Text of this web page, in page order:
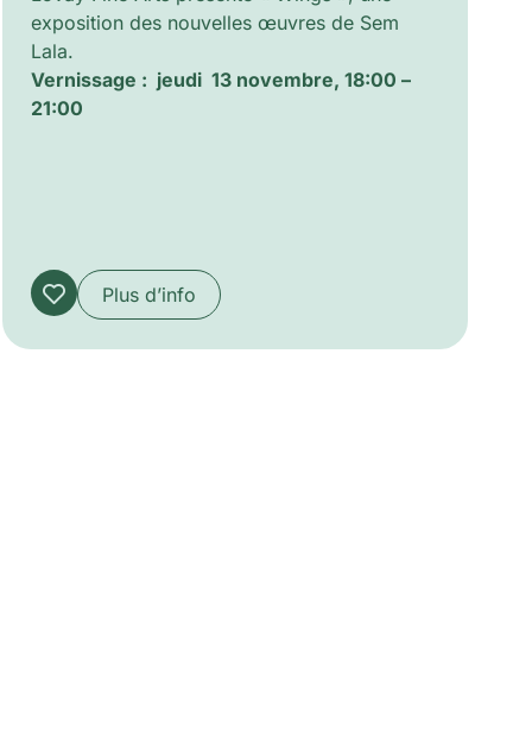
exposition des nouvelles œuvres de Sem
Lala.
Vernissage : jeudi 13 novembre, 18:00 –
21:00
Plus d’info